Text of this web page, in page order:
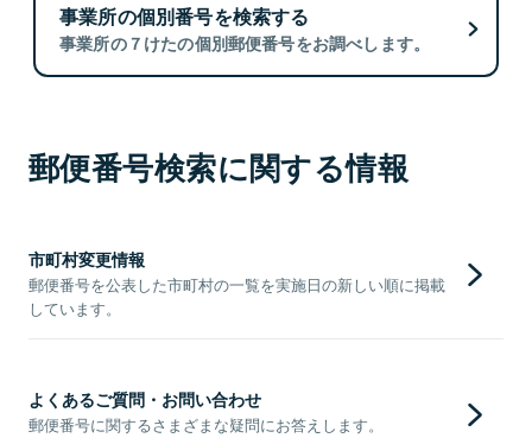
事業所の個別番号を検索する
事業所の７けたの個別郵便番号をお調べします。
郵便番号検索に関する情報
市町村変更情報
郵便番号を公表した市町村の一覧を実施日の新しい順に掲載
しています。
よくあるご質問・お問い合わせ
郵便番号に関するさまざまな疑問にお答えします。